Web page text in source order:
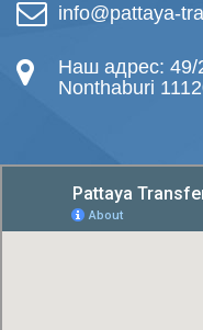
info@pattaya-
Наш адрес: 49/
Nonthaburi